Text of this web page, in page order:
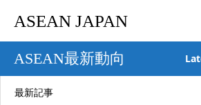
ASEAN JAPAN
ASEAN最新動向
最新記事